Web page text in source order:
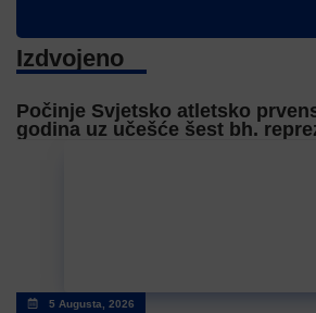
Izdvojeno
Počinje Svjetsko atletsko
godina uz učešće šest bh.
5 Augusta, 2026